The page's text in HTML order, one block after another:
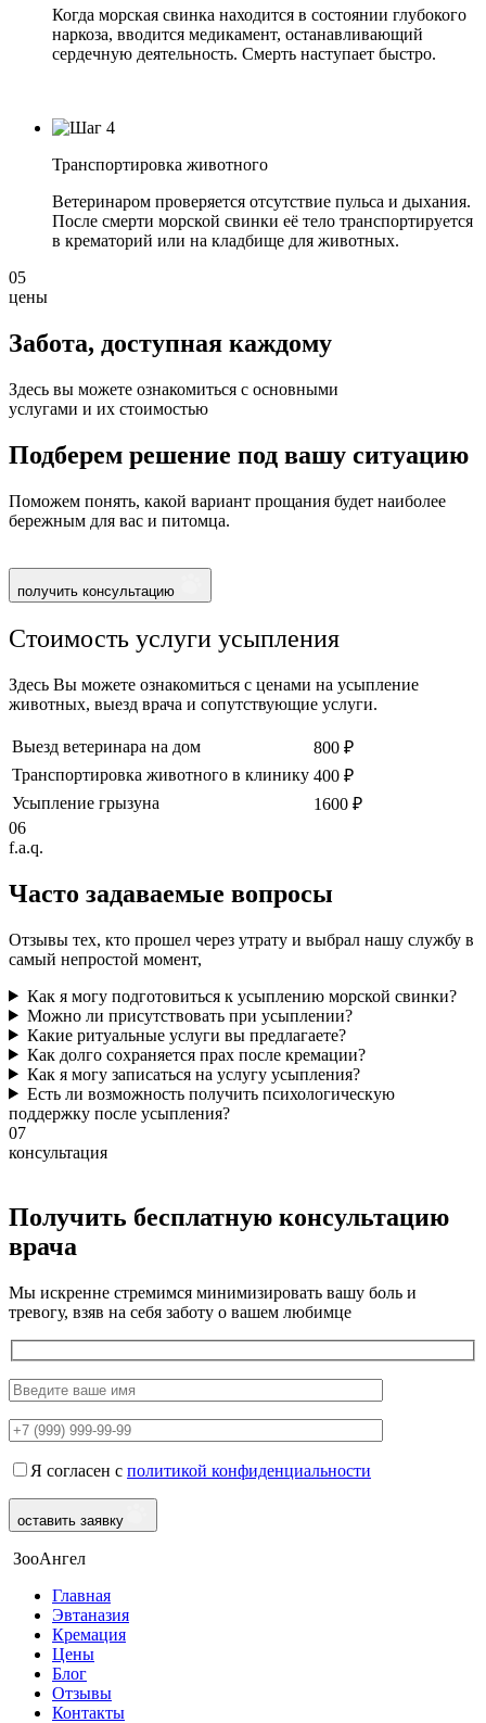
Когда морская свинка находится в состоянии глубокого
наркоза, вводится медикамент, останавливающий
сердечную деятельность. Смерть наступает быстро.
Транспортировка животного
Ветеринаром проверяется отсутствие пульса и дыхания.
После смерти морской свинки её тело транспортируется
в крематорий или на кладбище для животных.
05
цены
Забота, доступная каждому
Здесь вы можете ознакомиться с основными
услугами и их стоимостью
Подберем решение под вашу ситуацию
Поможем понять, какой вариант прощания будет наиболее
бережным для вас и питомца.
получить консультацию
Стоимость услуги усыпления
Здесь Вы можете ознакомиться с ценами на усыпление
животных, выезд врача и сопутствующие услуги.
Выезд ветеринара на дом
800 ₽
Транспортировка животного в клинику 400 ₽
Усыпление грызуна
1600 ₽
06
f.a.q.
Часто задаваемые вопросы
Отзывы тех, кто прошел через утрату и выбрал нашу службу в
самый непростой момент,
Как я могу подготовиться к усыплению морской свинки?
Можно ли присутствовать при усыплении?
Какие ритуальные услуги вы предлагаете?
Как долго сохраняется прах после кремации?
Как я могу записаться на услугу усыпления?
Есть ли возможность получить психологическую
поддержку после усыпления?
07
консультация
Получить бесплатную консультацию
врача
Мы искренне стремимся минимизировать вашу боль и
тревогу, взяв на себя заботу о вашем любимце
Я согласен с политикой конфиденциальности
оставить заявку
ЗооАнгел
Главная
Эвтаназия
Кремация
Цены
Блог
Отзывы
Контакты